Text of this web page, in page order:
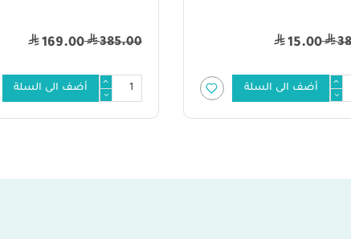
15.00
أضف الى السلة
385.00
169.00
أضف الى السلة